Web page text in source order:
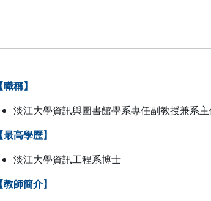
【職稱】
淡江大學資訊與圖書館學系專任副教授兼系
【最高學歷】
淡江大學資訊工程系博士
【教師簡介】